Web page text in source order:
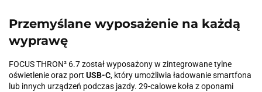
Przemyślane wyposażenie na każdą
wyprawę
FOCUS THRON² 6.7 został wyposażony w zintegrowane tylne
oświetlenie oraz port USB-C, który umożliwia ładowanie smartfona
lub innych urządzeń podczas jazdy. 29-calowe koła z oponami